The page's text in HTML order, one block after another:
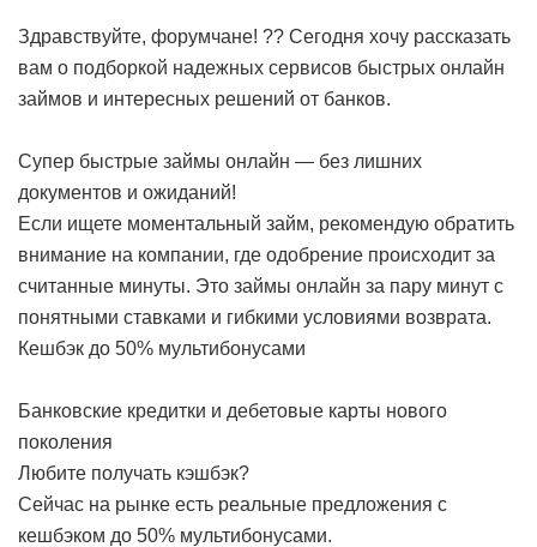
Здравствуйте, форумчане! ?? Сегодня хочу рассказать
вам о подборкой надежных сервисов быстрых онлайн
займов и интересных решений от банков.
Супер быстрые займы онлайн — без лишних
документов и ожиданий!
Если ищете моментальный займ, рекомендую обратить
внимание на компании, где одобрение происходит за
считанные минуты. Это займы онлайн за пару минут с
понятными ставками и гибкими условиями возврата.
Кешбэк до 50% мультибонусами
Банковские кредитки и дебетовые карты нового
поколения
Любите получать кэшбэк?
Сейчас на рынке есть реальные предложения с
кешбэком до 50% мультибонусами.